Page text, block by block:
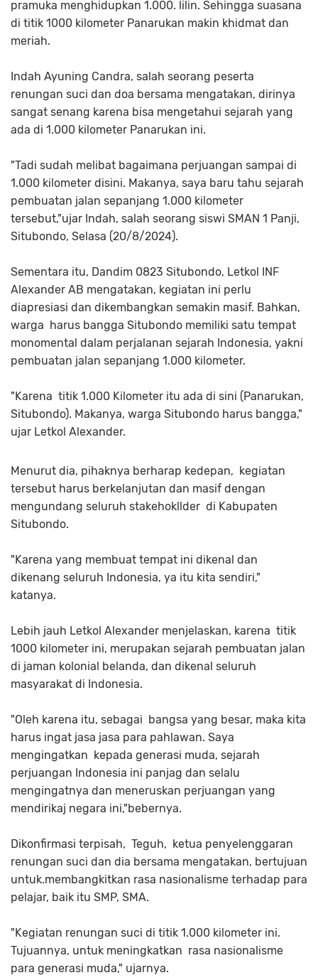
pramuka menghidupkan 1.000. lilin. Sehingga suasana
di titik 1000 kilometer Panarukan makin khidmat dan
meriah.
Indah Ayuning Candra, salah seorang peserta
renungan suci dan doa bersama mengatakan, dirinya
sangat senang karena bisa mengetahui sejarah yang
ada di 1.000 kilometer Panarukan ini.
"Tadi sudah melibat bagaimana perjuangan sampai di
1.000 kilometer disini. Makanya, saya baru tahu sejarah
pembuatan jalan sepanjang 1.000 kilometer
tersebut,"ujar Indah, salah seorang siswi SMAN 1 Panji,
Situbondo, Selasa (20/8/2024).
Sementara itu, Dandim 0823 Situbondo, Letkol INF
Alexander AB mengatakan, kegiatan ini perlu
diapresiasi dan dikembangkan semakin masif. Bahkan,
warga harus bangga Situbondo memiliki satu tempat
monomental dalam perjalanan sejarah Indonesia, yakni
pembuatan jalan sepanjang 1.000 kilometer.
"Karena titik 1.000 Kilometer itu ada di sini (Panarukan,
Situbondo). Makanya, warga Situbondo harus bangga,"
ujar Letkol Alexander.
Menurut dia, pihaknya berharap kedepan, kegiatan
tersebut harus berkelanjutan dan masif dengan
mengundang seluruh stakehokllder di Kabupaten
Situbondo.
"Karena yang membuat tempat ini dikenal dan
dikenang seluruh Indonesia, ya itu kita sendiri,"
katanya.
Lebih jauh Letkol Alexander menjelaskan, karena titik
1000 kilometer ini, merupakan sejarah pembuatan jalan
di jaman kolonial belanda, dan dikenal seluruh
masyarakat di Indonesia.
"Oleh karena itu, sebagai bangsa yang besar, maka kita
harus ingat jasa jasa para pahlawan. Saya
mengingatkan kepada generasi muda, sejarah
perjuangan Indonesia ini panjag dan selalu
mengingatnya dan meneruskan perjuangan yang
mendirikaj negara ini,"bebernya.
Dikonfirmasi terpisah, Teguh, ketua penyelenggaran
renungan suci dan dia bersama mengatakan, bertujuan
untuk.membangkitkan rasa nasionalisme terhadap para
pelajar, baik itu SMP, SMA.
"Kegiatan renungan suci di titik 1.000 kilometer ini.
Tujuannya, untuk meningkatkan rasa nasionalisme
para generasi muda," ujarnya.